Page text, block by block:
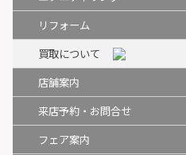
リフォーム
買取について
店舗案内
来店予約・お問合せ
フェア案内